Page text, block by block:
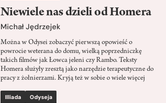
Niewiele nas dzieli od Homera
Michał Jędrzejek
Można w Odysei zobaczyć pierwszą opowieść o
powrocie weterana do domu, wielką poprzedniczkę
takich filmów jak Łowca jeleni czy Rambo. Teksty
Homera służyły zresztą jako narzędzie terapeutyczne do
pracy z żołnierzami. Kryją też w sobie o wiele więcej
Illiada Odyseja